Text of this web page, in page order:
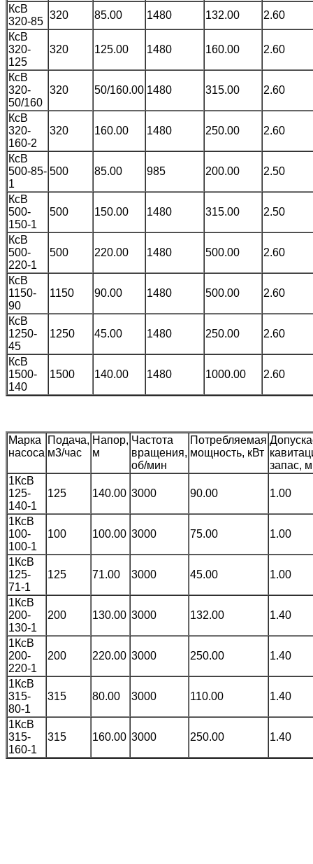
КсВ
320-85
320 85.00 1480 132.00
2.60
КсВ
320-
125
320 125.00 1480 160.00 2.60
КсВ
320-
50/160
320 50/160.00 1480 315.00 2.60
КсВ
320-
160-2
320 160.00 1480 250.00 2.60
КсВ
500-85-
1
500 85.00 985 200.00 2.50
КсВ
500-
150-1
500 150.00 1480 315.00 2.50
КсВ
500-
220-1
500 220.00 1480 500.00 2.60
КсВ
1150-
90
1150 90.00 1480 500.00 2.60
КсВ
1250-
45
1250 45.00 1480 250.00 2.60
КсВ
1500-
140
1500 140.00 1480 1000.00 2.60
Марка
насоса
Подача,
м3/час
Напор,
м
Частота
вращения,
об/мин
Потребляемая
мощность, кВт
запас, м
1КсВ
125-
140-1
125 140.00 3000 90.00 1.00
1КсВ
100-
100-1
100 100.00 3000 75.00 1.00
1КсВ
125-
71-1
125 71.00 3000 45.00 1.00
1КсВ
200-
130-1
200 130.00 3000 132.00 1.40
1КсВ
200-
220-1
200 220.00 3000 250.00 1.40
1КсВ
315-
80-1
315 80.00 3000 110.00 1.40
1КсВ
315-
160-1
315 160.00 3000 250.00 1.40